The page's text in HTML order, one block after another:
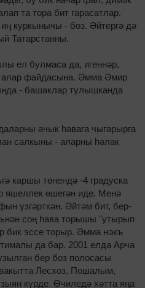
та тора бит гарасатлар.
куркынычы - боз. Әйтергә дә
Татарстанны.
ел булмаса да, игеннәр,
файдасына. Әмма Әмир
- башаклар тулышканда
ачык һавага чыгарырга
салкыны - аларны һәлак
каршы төнендә -4 градуска
яшеллек өшегән иде. Менә
үзгәрткән. Әйтәм бит, бер-
соң һава торышы "утырып
бик эссе торыр. Әмма нәкъ
да бар. 2001 елда Арча
бер боз полосасы
Лесхоз, Пошалым,
күрде. Өчиледә хәтта яңа